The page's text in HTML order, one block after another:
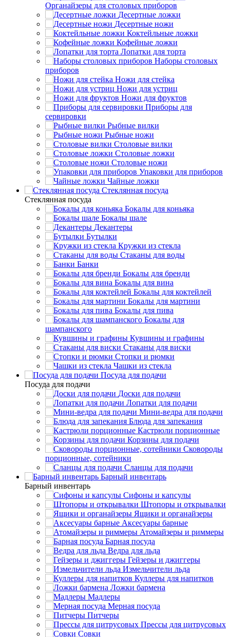
Органайзеры для столовых приборов
Десертные ложки
Десертные ножи
Коктейльные ложки
Кофейные ложки
Лопатки для торта
Наборы столовых
приборов
Ножи для стейка
Ножи для устриц
Ножи для фруктов
Приборы для
сервировки
Рыбные вилки
Рыбные ножи
Столовые вилки
Столовые ложки
Столовые ножи
Упаковки для приборов
Чайные ложки
Стеклянная посуда
Стеклянная посуда
Бокалы для коньяка
Бокалы шале
Декантеры
Бутылки
Кружки из стекла
Стаканы для воды
Банки
Бокалы для бренди
Бокалы для вина
Бокалы для коктейлей
Бокалы для мартини
Бокалы для пива
Бокалы для
шампанского
Кувшины и графины
Стаканы для виски
Стопки и рюмки
Чашки из стекла
Посуда для подачи
Посуда для подачи
Доски для подачи
Лопатки для подачи
Мини-ведра для подачи
Блюда для запекания
Кастрюли порционные
Корзины для подачи
Сковороды
порционные, сотейники
Сланцы для подачи
Барный инвентарь
Барный инвентарь
Сифоны и капсулы
Штопоры и открывалки
Ящики и органайзеры
Аксесуары барные
Атомайзеры и риммеры
Барная посуда
Ведра для льда
Гейзеры и джиггеры
Измельчители льда
Куллеры для напитков
Ложки бармена
Мадлеры
Мерная посуда
Питчеры
Прессы для цитрусовых
Совки